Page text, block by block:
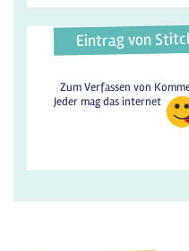
Eintrag von
Zum Verfassen von
Jeder mag das internet